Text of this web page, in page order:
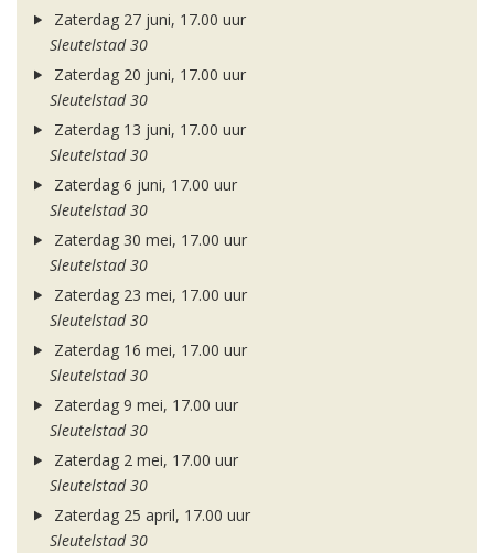
Zaterdag 27 juni, 17.00 uur
Sleutelstad 30
Zaterdag 20 juni, 17.00 uur
Sleutelstad 30
Zaterdag 13 juni, 17.00 uur
Sleutelstad 30
Zaterdag 6 juni, 17.00 uur
Sleutelstad 30
Zaterdag 30 mei, 17.00 uur
Sleutelstad 30
Zaterdag 23 mei, 17.00 uur
Sleutelstad 30
Zaterdag 16 mei, 17.00 uur
Sleutelstad 30
Zaterdag 9 mei, 17.00 uur
Sleutelstad 30
Zaterdag 2 mei, 17.00 uur
Sleutelstad 30
Zaterdag 25 april, 17.00 uur
Sleutelstad 30